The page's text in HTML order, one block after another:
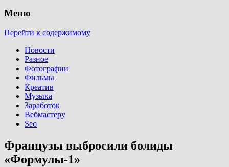
Меню
Перейти к содержимому
Новости
Разное
Фотографии
Фильмы
Креатив
Музыка
Заработок
Вебмастеру
Seo
Французы выбросили болиды
«Формулы-1»